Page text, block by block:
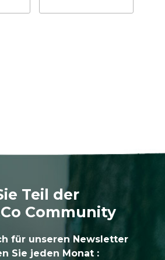
Teil der
Community
für unseren Newsletter
Sie jeden Monat :